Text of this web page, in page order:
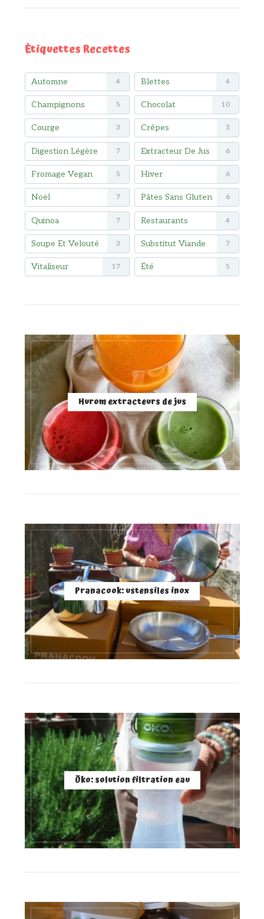
Étiquettes Recettes
Automne 4 Blettes 4
Champignons 5 Chocolat 10
Courge 3 Crêpes 3
Digestion Légère 7 Extracteur De Jus 6
Fromage Vegan 5 Hiver 6
Noël 7 Pâtes Sans Gluten 6
Quinoa 7 Restaurants 4
Soupe Et Velouté 3 Substitut Viande 7
Vitaliseur 17 Été 5
Hurom extracteurs de jus
Pranacook: ustensiles inox
Öko: solution filtration eau